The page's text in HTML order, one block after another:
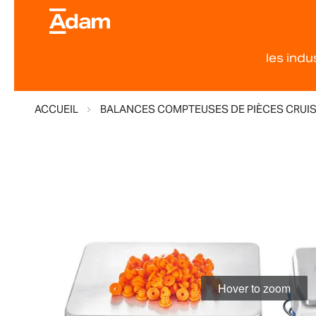
les
ACCUEIL BALANCES COMPTEUSES DE PIÈCES
images
gallery
Hover to zoom